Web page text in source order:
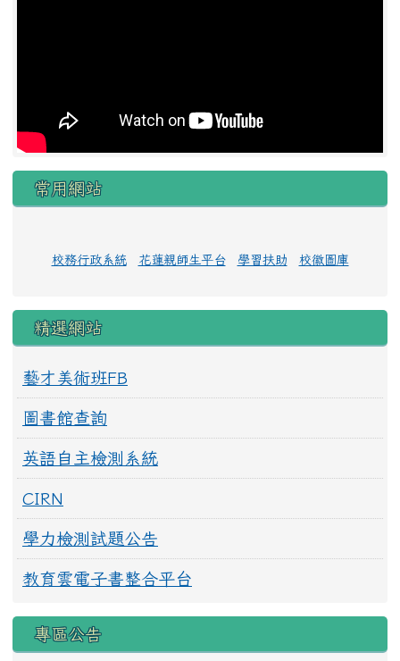
常用網站
校務行政系統 花蓮親師生平台 學習扶助 校徽圖庫
精選網站
藝才美術班FB
圖書館查詢
英語自主檢測系統
CIRN
學力檢測試題公告
教育雲電子書整合平台
專區公告